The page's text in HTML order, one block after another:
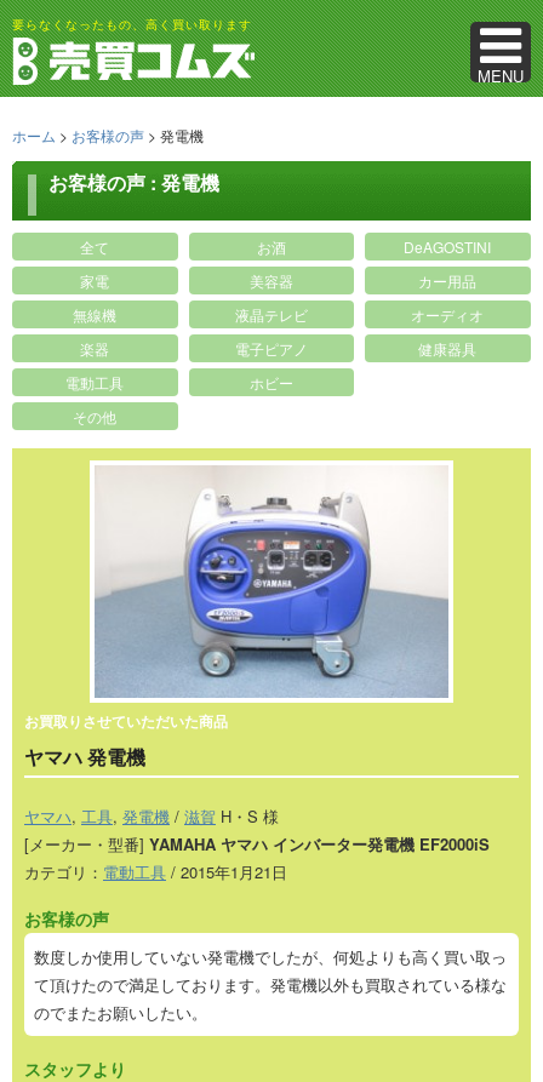
MENU
要らなくなったもの、高く買い取ります
ホーム > お客様の声 > 発電機
お客様の声 : 発電機
全て お酒
DeAGOSTINI
家電
美容器
カー用品
無線機
液晶テレビ
オーディオ
楽器
電子ピアノ
健康器具
電動工具
ホビー
その他
お買取りさせていただいた商品
ヤマハ 発電機
ヤマハ, 工具, 発電機 / 滋賀 H・S 様
[メーカー・型番] YAMAHA ヤマハ インバーター発電機 EF2000iS
カテゴリ： 電動工具 / 2015年1月21日
お客様の声
数度しか使用していない発電機でしたが、何処よりも高く買い取っ
て頂けたので満足しております。発電機以外も買取されている様な
のでまたお願いしたい。
スタッフより